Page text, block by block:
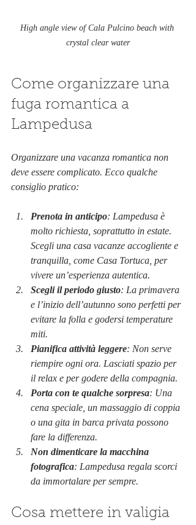
High angle view of Cala Pulcino beach with
crystal clear water
Come organizzare una
fuga romantica a
Lampedusa
Organizzare una vacanza romantica non
deve essere complicato. Ecco qualche
consiglio pratico:
Prenota in anticipo: Lampedusa è
molto richiesta, soprattutto in estate.
Scegli una casa vacanze accogliente e
tranquilla, come Casa Tortuca, per
vivere un’esperienza autentica.
Scegli il periodo giusto: La primavera
e l’inizio dell’autunno sono perfetti per
evitare la folla e godersi temperature
miti.
Pianifica attività leggere: Non serve
riempire ogni ora. Lasciati spazio per
il relax e per godere della compagnia.
Porta con te qualche sorpresa: Una
cena speciale, un massaggio di coppia
o una gita in barca privata possono
fare la differenza.
Non dimenticare la macchina
fotografica: Lampedusa regala scorci
da immortalare per sempre.
Cosa mettere in valigia